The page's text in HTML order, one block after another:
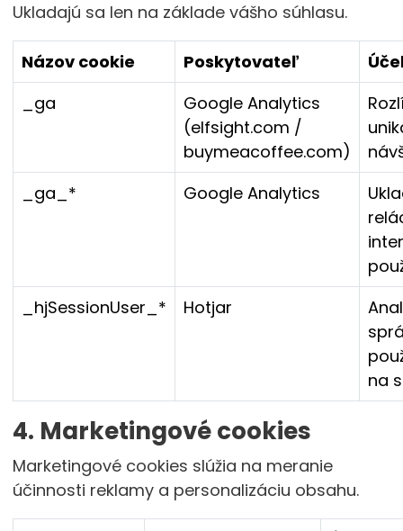
Ukladajú sa len na základe vášho súhlasu.
Názov cookie Poskytovateľ
_ga
Google Analytics
(elfsight.com /
buymeacoffee.com)
_ga_*
Google Analytics
_hjSessionUser_*
Hotjar
na
4. Marketingové cookies
Marketingové cookies slúžia na meranie
účinnosti reklamy a personalizáciu obsahu.